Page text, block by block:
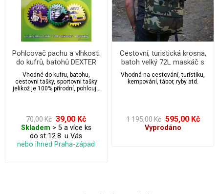
Pohlcovač pachu a vlhkosti
do kufrů, batohů DEXTER
2ks/2x10g
Vhodné do kufru, batohu,
cestovní tašky, sportovní tašky
jelikož je 100% přírodní, pohlcuje
zároveň podporujete své zdraví a
zdraví Českých firem.
70,00 Kč 39,00 Kč
Skladem > 5 a více ks
do st 12.8. u Vás
nebo ihned Praha-západ
Cestovní, turistická krosna,
batoh velký 72L maskáč s
vodoodpudivou vrstvou
Vhodná na cestování, turistiku,
kempování, tábor, ryby atd.
1 195,00 Kč 595,00 Kč
Vyprodáno